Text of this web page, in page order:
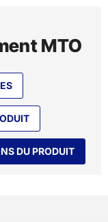
MTO
DU PRODUIT